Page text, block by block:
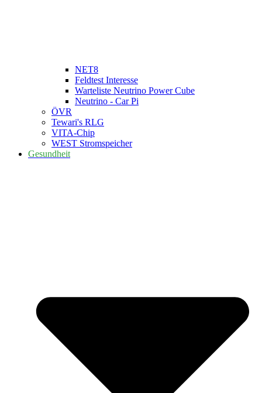
NET8
Feldtest Interesse
Warteliste Neutrino Power Cube
Neutrino - Car Pi
ÖVR
Tewari's RLG
VITA-Chip
WEST Stromspeicher
Gesundheit